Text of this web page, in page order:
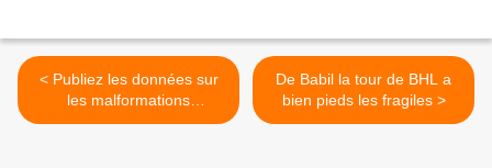
< Publiez les données sur
les malformations
congénitales en Irak !
De Babil la tour de BHL a
bien pieds les fragiles >